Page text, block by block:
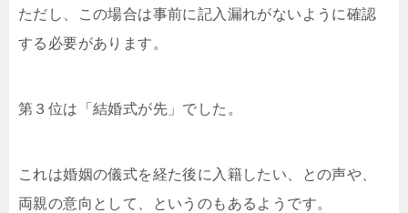
ただし、この場合は事前に記入漏れがないように確認
する必要があります。
第３位は「結婚式が先」でした。
これは婚姻の儀式を経た後に入籍したい、との声や、
両親の意向として、というのもあるようです。